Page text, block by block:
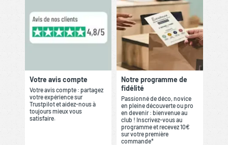
Votre avis compte
Votre avis compte : partagez
votre expérience sur
Trustpilot et aidez-nous à
toujours mieux vous
satisfaire.
Notre programme de
fidélité
Passionné de déco, novice
en pleine découverte ou pro
en devenir : bienvenue au
club ! Inscrivez-vous au
programme et recevez 10€
sur votre première
commande*